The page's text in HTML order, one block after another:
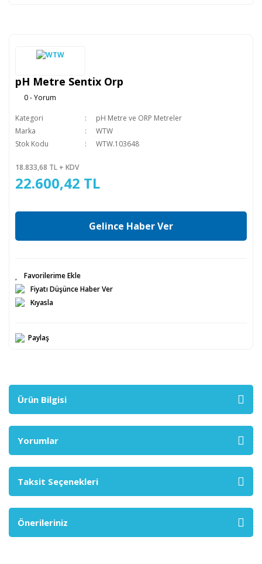
pH Metre Sentix Orp
0 - Yorum
Kategori
pH Metre ve ORP Metreler
Marka
WTW
Stok Kodu
WTW.103648
18.833,68 TL + KDV
22.600,42 TL
Gelince Haber Ver
Fiyatı Düşünce Haber Ver
Kıyasla
Paylaş
Ürün Bilgisi
Yorumlar
Taksit Seçenekleri
Önerileriniz